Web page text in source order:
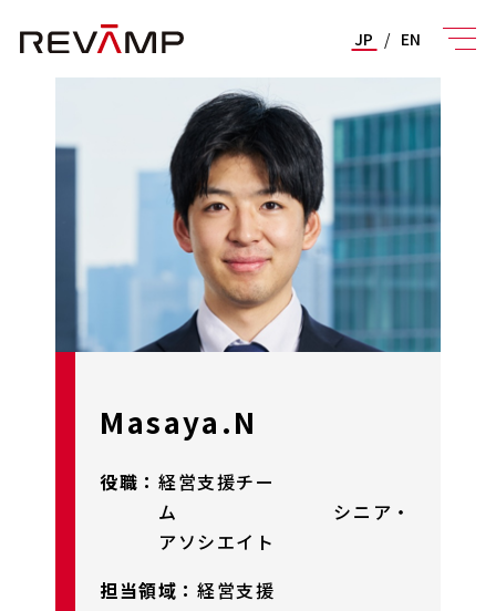
JP / EN
Masaya.N
役職： 経営支援チー
ム シニア・
アソシエイト
担当領域： 経営支援